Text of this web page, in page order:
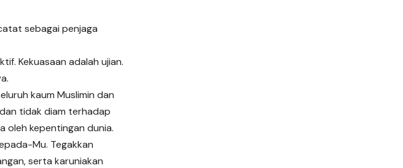
sebagai penjaga
Kekuasaan adalah ujian.
kaum Muslimin dan
tidak diam terhadap
oleh kepentingan dunia.
Mu. Tegakkan
serta karuniakan